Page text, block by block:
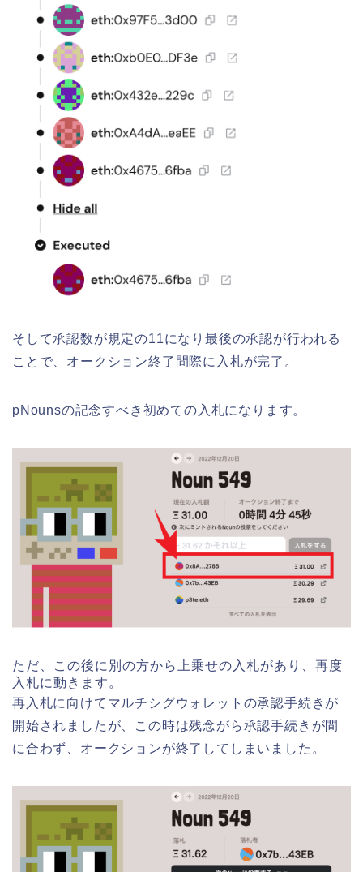
そして承認数が規定の11になり最後の承認が行われる
ことで、オークション終了間際に入札が完了。
pNounsの記念すべき初めての入札になります。
ただ、この後に別の方から上乗せの入札があり、再度
入札に動きます。
再入札に向けてマルチシグウォレットの承認手続きが
開始されましたが、この時は残念がら承認手続きが間
に合わず、オークションが終了してしまいました。